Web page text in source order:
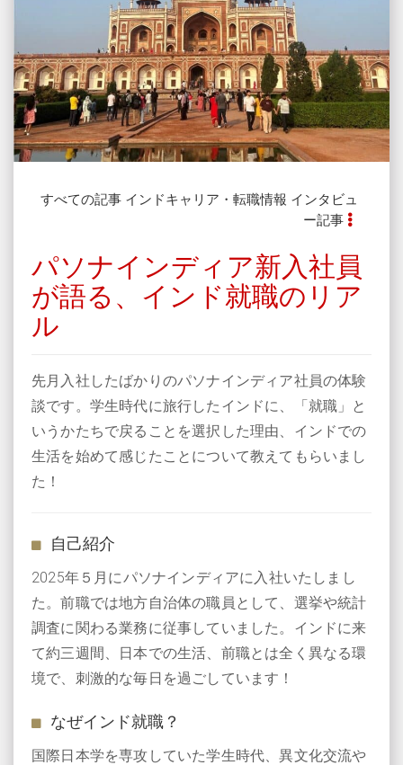
すべての記事 インドキャリア・転職情報 インタビュ
ー記事
パソナインディア新入社員
が語る、インド就職のリア
ル
先月入社したばかりのパソナインディア社員の体験
談です。学生時代に旅行したインドに、「就職」と
いうかたちで戻ることを選択した理由、インドでの
生活を始めて感じたことについて教えてもらいまし
た！
自己紹介
2025年５月にパソナインディアに入社いたしまし
た。前職では地方自治体の職員として、選挙や統計
調査に関わる業務に従事していました。インドに来
て約三週間、日本での生活、前職とは全く異なる環
境で、刺激的な毎日を過ごしています！
なぜインド就職？
国際日本学を専攻していた学生時代、異文化交流や